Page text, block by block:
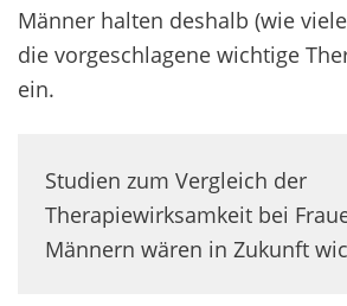
Männer halten deshalb (wie
die vorgeschlagene wichtige
ein.
Studien zum Vergleich der
Therapiewirksamkeit bei
Männern wären in Zukunft